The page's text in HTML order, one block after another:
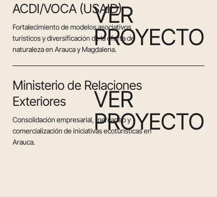
ACDI/VOCA (USAID)
Fortalecimiento de modelos asociativos
turísticos y diversificación de la oferta de
naturaleza en Arauca y Magdalena.
VER
PROYECTO
Ministerio de Relaciones
Exteriores
Consolidación empresarial, mercadeo y
comercialización de iniciativas ecoturísticas en
Arauca.
VER
PROYECTO